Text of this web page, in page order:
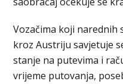
Vozačima koji narednih
kroz Austriju savjetuje
stanje na putevima i
vrijeme putovanja,